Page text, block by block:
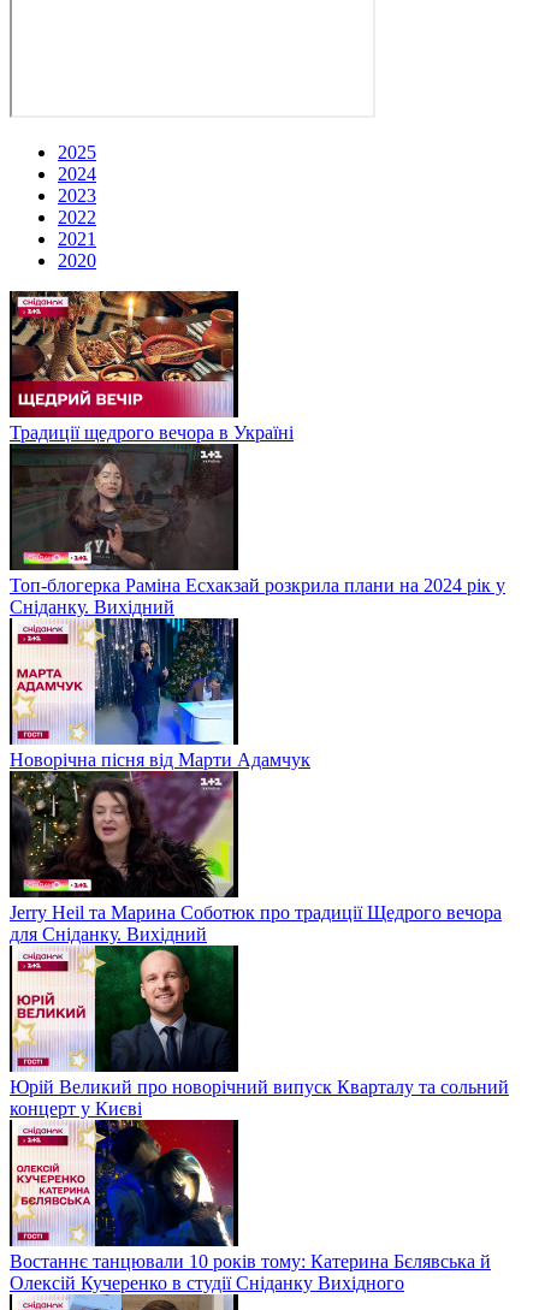
2025
2024
2023
2022
2021
2020
Традиції щедрого вечора в Україні
Топ-блогерка Раміна Есхакзай розкрила плани на 2024 рік у
Сніданку. Вихідний
Новорічна пісня від Марти Адамчук
Jerry Heil та Марина Соботюк про традиції Щедрого вечора
для Сніданку. Вихідний
Юрій Великий про новорічний випуск Кварталу та сольний
концерт у Києві
Востаннє танцювали 10 років тому: Катерина Бєлявська й
Олексій Кучеренко в студії Сніданку Вихідного